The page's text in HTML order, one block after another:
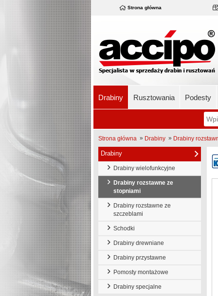
Strona główna
Drabiny Rusztowania Podesty
Strona główna » Drabiny » Drabiny
Drabiny
Drabiny wielofunkcyjne
Drabiny rozstawne ze
stopniami
Drabiny rozstawne ze
szczeblami
Schodki
Drabiny drewniane
Drabiny przystawne
Pomosty montażowe
Drabiny specjalne